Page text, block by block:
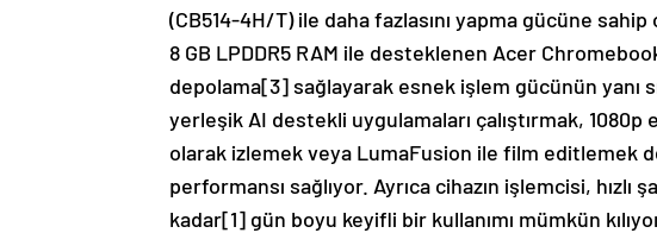
(CB514-4H/T) ile daha fazlasını yapma gücüne
8 GB LPDDR5 RAM ile desteklenen Acer
depolama[3] sağlayarak esnek işlem gücünün yanı
yerleşik AI destekli uygulamaları çalıştırmak,
olarak izlemek veya LumaFusion ile film editlemek
performansı sağlıyor. Ayrıca cihazın işlemcisi, hızlı
kadar[1] gün boyu keyifli bir kullanımı mümkün